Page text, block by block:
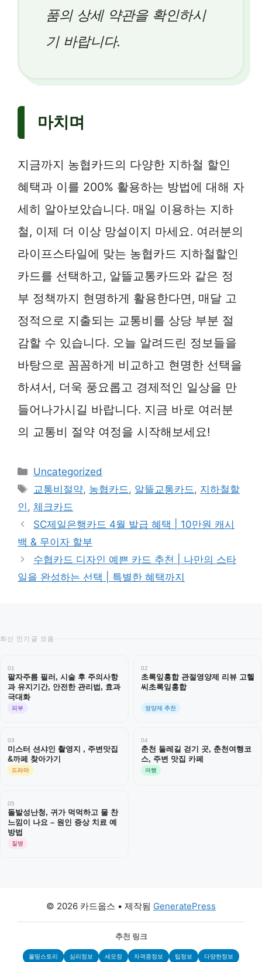
품의 상세 약관을 확인하시
기 바랍니다.
마치며
지금까지 농협카드의 다양한 지하철 할인
혜택과 이를 200% 활용하는 방법에 대해 자
세히 알아보았습니다. 매일 이용하는 지하
철, 이제 더 이상 망설이지 마세요. 여러분의
라이프스타일에 맞는 농협카드 지하철할인
카드를 선택하고, 알뜰교통카드와 같은 정
부 정책까지 현명하게 활용한다면, 매달 고
정적으로 지출되는 교통비를 상당 부분 절
감할 수 있습니다. 오늘 알려드린 정보들을
바탕으로 꼼꼼하게 비교하고 현명한 선택을
하셔서, 더욱 풍요롭고 경제적인 일상을 만
들어나가시길 바랍니다. 지금 바로 여러분
의 교통비 절약 여정을 시작해보세요!
카
테
리
Uncategorized
태
그
교통비절약, 농협카드, 알뜰교통카드, 지하철할
인, 체크카드
SC제일은행카드 4월 발급 혜택 | 10만원 캐시
백 & 무이자 할부
수협카드 디자인 예쁜 카드 추천 | 나만의 스타
일을 완성하는 선택 | 특별한 혜택까지
최신 인기글 모음
01
팔자주름 필러, 시술 후 주의사항
과 유지기간, 안전한 관리법, 효과
극대화
피부
02
초록잎홍합 관절영양제 리뷰 고헬
씨초록잎홍합
영양제 추천
03
미스터 션샤인 촬영지 , 주변맛집
&까페 찾아가기
드라마
04
춘천 둘레길 걷기 곳, 춘천여행코
스, 주변 맛집 카페
여행
05
돌발성난청, 귀가 먹먹하고 물 찬
느낌이 나요 – 원인 증상 치료 예
방법
질병
© 2026 카드웁스 • 제작됨 GeneratePress
추천 링크
올띵스토리 심리정보 세모정 자격증정보 팁정보 다양한정보